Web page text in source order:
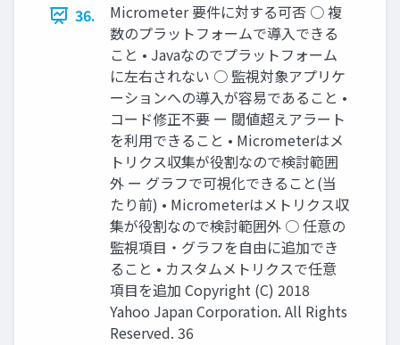
36.
Micrometer 要件に対する可否 ○ 複
数のプラットフォームで導入できる
こと • Javaなのでプラットフォーム
に左右されない ○ 監視対象アプリケ
ーションへの導入が容易であること •
コード修正不要 ー 閾値超えアラート
を利用できること • Micrometerはメ
トリクス収集が役割なので検討範囲
外 ー グラフで可視化できること(当
たり前) • Micrometerはメトリクス収
集が役割なので検討範囲外 ○ 任意の
監視項目・グラフを自由に追加でき
ること • カスタムメトリクスで任意
項目を追加 Copyright (C) 2018
Yahoo Japan Corporation. All Rights
Reserved. 36